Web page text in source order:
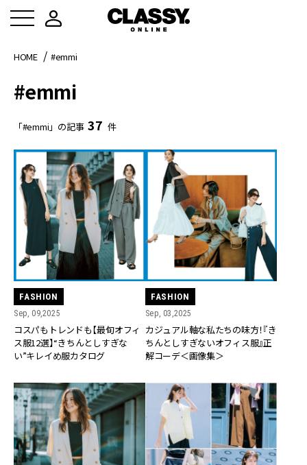
HOME #emmi
#emmi
「#emmi」の記事 37 件
FASHION
Sep, 09,2025
コスパもトレンドも【最旬オフィ
ス服12選】“きちんとしすぎな
い”キレイめ服カタログ
FASHION
Sep, 03,2025
カジュアル軸な私たちの味方！『き
ちんとしすぎないオフィス服』正
解コーデ＜画像集＞